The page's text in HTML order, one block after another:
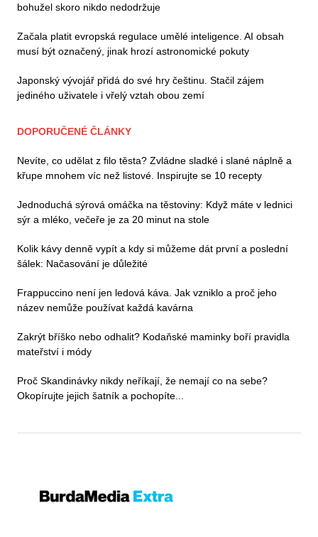
bohužel skoro nikdo nedodržuje
Začala platit evropská regulace umělé inteligence. AI obsah
musí být označený, jinak hrozí astronomické pokuty
Japonský vývojář přidá do své hry češtinu. Stačil zájem
jediného uživatele i vřelý vztah obou zemí
DOPORUČENÉ ČLÁNKY
Nevíte, co udělat z filo těsta? Zvládne sladké i slané náplně a
křupe mnohem víc než listové. Inspirujte se 10 recepty
Jednoduchá sýrová omáčka na těstoviny: Když máte v lednici
sýr a mléko, večeře je za 20 minut na stole
Kolik kávy denně vypít a kdy si můžeme dát první a poslední
šálek: Načasování je důležité
Frappuccino není jen ledová káva. Jak vzniklo a proč jeho
název nemůže používat každá kavárna
Zakrýt bříško nebo odhalit? Kodaňské maminky boří pravidla
mateřství i módy
Proč Skandinávky nikdy neříkají, že nemají co na sebe?
Okopírujte jejich šatník a pochopíte...